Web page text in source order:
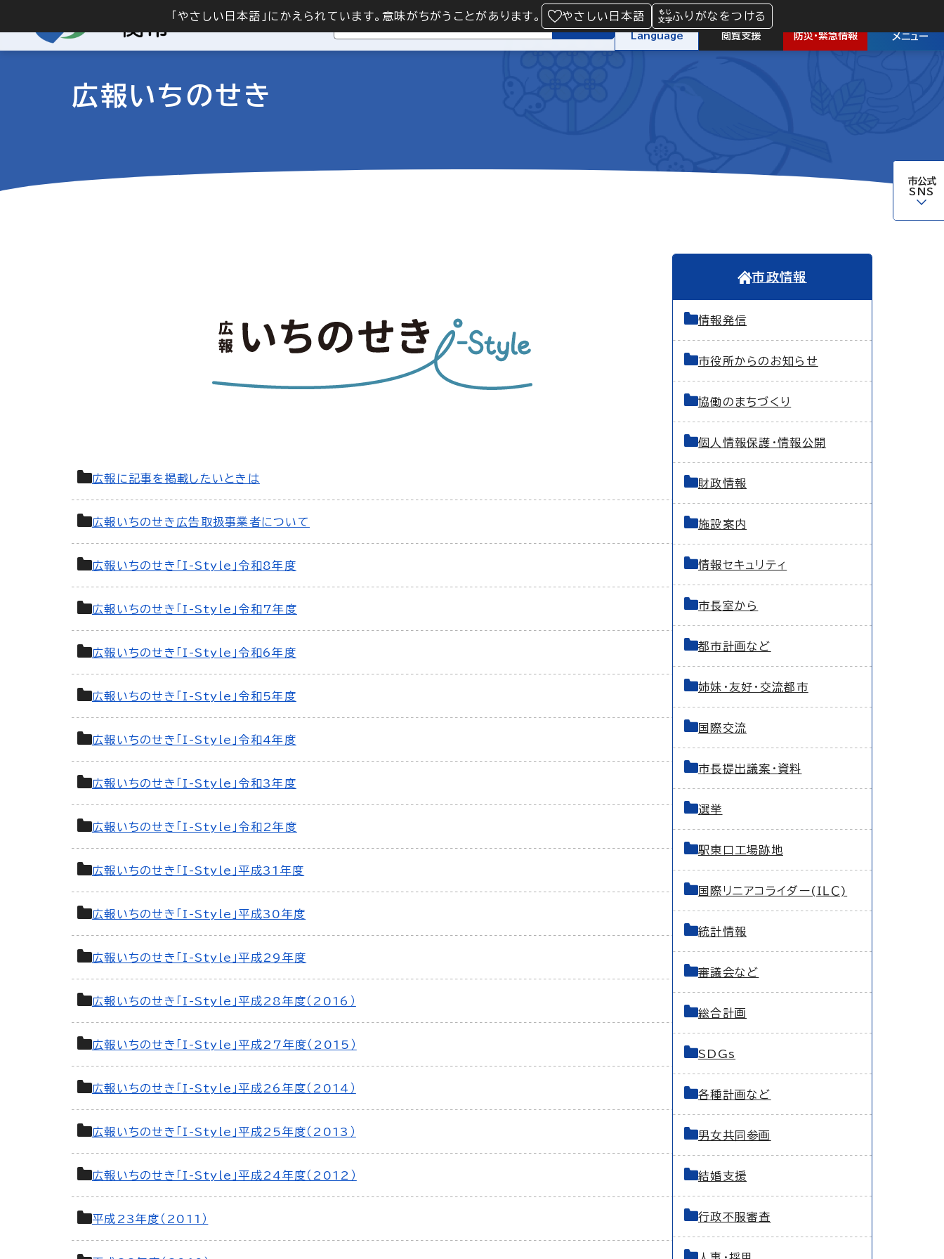
「やさしい日本語」にかえられています。意味がちがうことがあります。 やさしい日本語 ふりがなをつける
検索
Language 閲覧支援 防災・緊急情報 メニュー
市公式
SNS
広報いちのせき
広報に記事を掲載したいときは
広報いちのせき広告取扱事業者について
広報いちのせき「I-Style」令和8年度
広報いちのせき「I-Style」令和7年度
広報いちのせき「I-Style」令和6年度
広報いちのせき「I-Style」令和5年度
広報いちのせき「I-Style」令和4年度
広報いちのせき「I-Style」令和3年度
広報いちのせき「I-Style」令和2年度
広報いちのせき「I-Style」平成31年度
広報いちのせき「I-Style」平成30年度
広報いちのせき「I-Style」平成29年度
広報いちのせき「I-Style」平成28年度（2016）
広報いちのせき「I-Style」平成27年度（2015）
広報いちのせき「I-Style」平成26年度（2014）
広報いちのせき「I-Style」平成25年度（2013）
広報いちのせき「I-Style」平成24年度（2012）
平成23年度（2011）
市政情報
情報発信
市役所からのお知らせ
協働のまちづくり
個人情報保護・情報公開
財政情報
施設案内
情報セキュリティ
市長室から
都市計画など
姉妹・友好・交流都市
国際交流
市長提出議案・資料
選挙
駅東口工場跡地
国際リニアコライダー(ＩＬＣ)
統計情報
審議会など
総合計画
SDGs
各種計画など
男女共同参画
結婚支援
行政不服審査